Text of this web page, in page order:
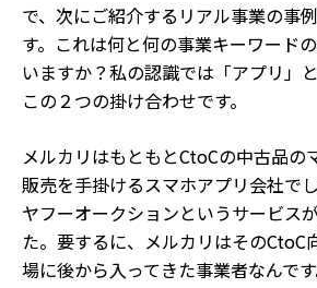
で、次にご紹介するリアル事業の事
す。これは何と何の事業キーワード
いますか？私の認識では「アプリ」
この２つの掛け合わせです。
メルカリはもともとCtoCの中古品の
販売を手掛けるスマホアプリ会社でし
ヤフーオークションというサービス
た。要するに、メルカリはそのCtoC
場に後から入ってきた事業者なんです